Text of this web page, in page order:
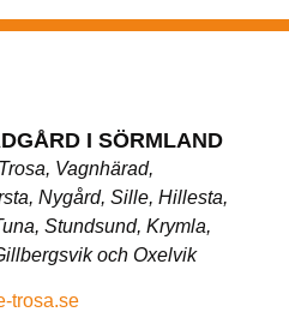
I SÖRMLAND
Vagnhärad,
Nygård, Sille, Hillesta,
Stundsund, Krymla,
och Oxelvik
trosa.se